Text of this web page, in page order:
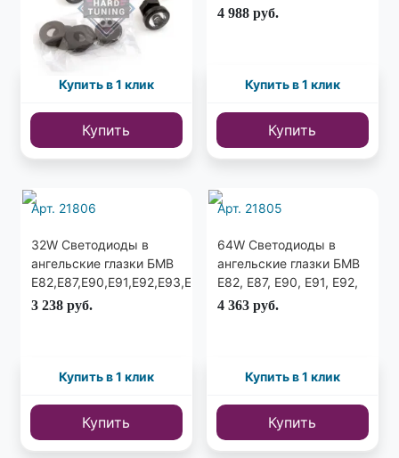
руб.
Купить в 1 клик
Купить
E93, E60, E63, E70, E71,
4 988 руб.
Купить в 1 клик
Купить
Арт. 21806
32W Светодиоды в
ангельские глазки БМВ
E82,E87,E90,E91,E92,E93,E60,E63,E70,E71,E89,
все модели c 2007г.
3 238 руб.
Купить в 1 клик
Купить
Арт. 21805
64W Светодиоды в
ангельские глазки БМВ
Е82, E87, E90, E91, E92,
E93, E60, E63, E70, E71,
4 363 руб.
Купить в 1 клик
Купить